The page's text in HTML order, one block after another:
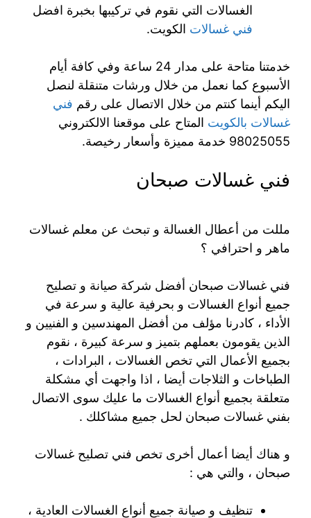
الغسالات التي نقوم في تركيبها بخبرة افضل
فني غسالات الكويت.
خدمتنا متاحة على مدار 24 ساعة وفي كافة أيام
الأسبوع كما نعمل من خلال ورشات متنقلة لنصل
اليكم أينما كنتم من خلال الاتصال على رقم فني
غسالات بالكويت المتاح على موقعنا الالكتروني
98025055 خدمة مميزة وأسعار رخيصة.
فني غسالات صبحان
مللت من أعطال الغسالة و تبحث عن معلم غسالات
ماهر و احترافي ؟
فني غسالات صبحان أفضل شركة صيانة و تصليح
جميع أنواع الغسالات و بحرفية عالية و سرعة في
الأداء ، كادرنا مؤلف من أفضل المهندسين و الفنيين و
الذين يقومون بعملهم بتميز و سرعة كبيرة ، نقوم
بجميع الأعمال التي تخص الغسالات ، البرادات ،
الطباخات و الثلاجات أيضا ، اذا واجهت أي مشكلة
متعلقة بجميع أنواع الغسالات ما عليك سوى الاتصال
بفني غسالات صبحان لحل جميع مشاكلك .
و هناك أيضا أعمال أخرى تخص فني تصليح غسالات
صبحان ، والتي هي :
تنظيف و صيانة جميع أنواع الغسالات العادية ،